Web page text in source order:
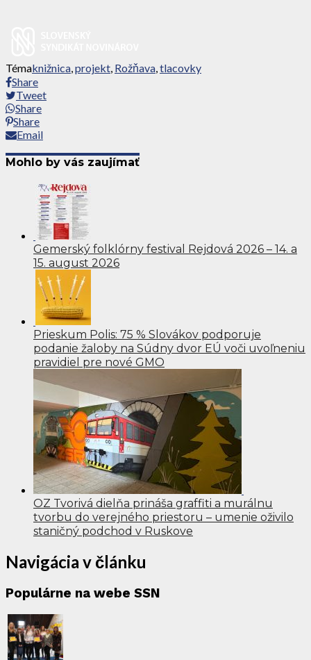
Témaknižnica,projekt, Rožňava,tlacovky
Share
Tweet
Share
Share
Email
Mohlo by vás zaujímať
Gemerský folklórny festival Rejdová 2026 – 14. a
15. august 2026
Prieskum Polis: 75 % Slovákov podporuje
podanie žaloby na Súdny dvor EÚ voči uvoľneniu
pravidiel pre nové GMO
OZ Tvorivá dielňa prináša graffiti a murálnu
tvorbu do verejného priestoru – umenie oživilo
staničný podchod v Ruskove
Navigácia v článku
Populárne na webe SSN